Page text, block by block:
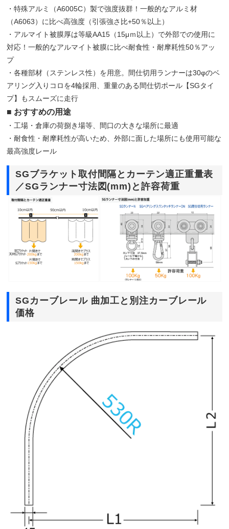
・特殊アルミ（A6005C）製で強度抜群！一般的なアルミ材
（A6063）に比べ高強度（引張強さ比+50％以上）
・アルマイト被膜厚は等級AA15（15μｍ以上）で外部での使用に
対応！一般的なアルマイト被膜に比べ耐食性・耐摩耗性50％アッ
プ
・各種部材（ステンレス性）を用意。間仕切用ランナーは30φのベ
アリング入りコロを4輪採用、重量のある間仕切ポール【SGタイ
プ】もスムーズに走行
■ おすすめの用途
・工場・倉庫の荷捌き場等、間口の大きな場所に最適
・耐食性・耐摩耗性が高いため、外部に面した場所にも使用可能な
最高強度レール
SGブラケット取付間隔とカーテン適正重量表
／SGランナー寸法図(mm)と許容荷重
SGカーブレール 曲加工と別注カーブレール
価格